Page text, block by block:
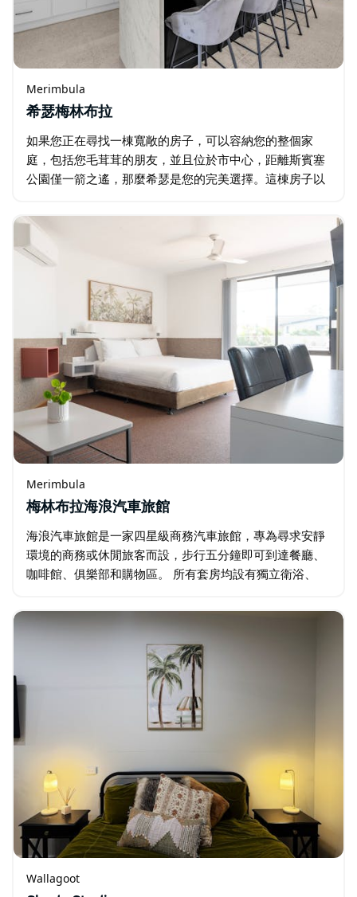
Merimbula
希瑟梅林布拉
如果您正在尋找一棟寬敞的房子，可以容納您的整個家
庭，包括您毛茸茸的朋友，並且位於市中心，距離斯賓塞
公園僅一箭之遙，那麼希瑟是您的完美選擇。這棟房子以
蘭的田野和崎嶇的山丘上。 希瑟擁有四間臥室、2…
Merimbula
梅林布拉海浪汽車旅館
海浪汽車旅館是一家四星級商務汽車旅館，專為尋求安靜
環境的商務或休閒旅客而設，步行五分鐘即可到達餐廳、
咖啡館、俱樂部和購物區。 所有套房均設有獨立衛浴、
在美麗的花園…
Wallagoot